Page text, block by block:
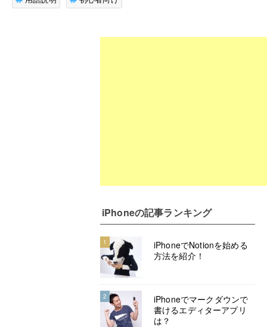
iPhoneの記事ランキング
1
iPhoneでNotionを始める
方法を紹介！
2
iPhoneでマークダウンで
書けるエディターアプリ
は？